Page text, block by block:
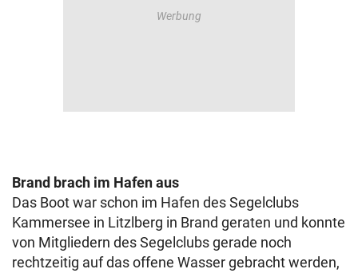
Brand brach im Hafen aus
Das Boot war schon im Hafen des Segelclubs
Kammersee in Litzlberg in Brand geraten und konnte
von Mitgliedern des Segelclubs gerade noch
rechtzeitig auf das offene Wasser gebracht werden,